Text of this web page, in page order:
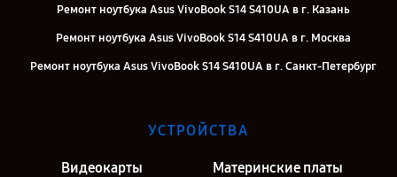
Ремонт ноутбука Asus VivoBook S14 S410UA в г. Казань
Ремонт ноутбука Asus VivoBook S14 S410UA в г. Москва
Ремонт ноутбука Asus VivoBook S14 S410UA в г. Санкт-Петербург
УСТРОЙСТВА
Видеокарты Материнские платы